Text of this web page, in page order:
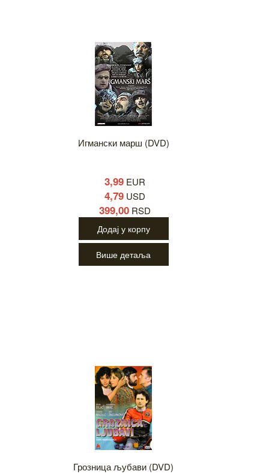
Игмански марш (DVD)
3,99 EUR
4,79 USD
399,00 RSD
Додај у корпу
Више детаља
Грозница љубави (DVD)